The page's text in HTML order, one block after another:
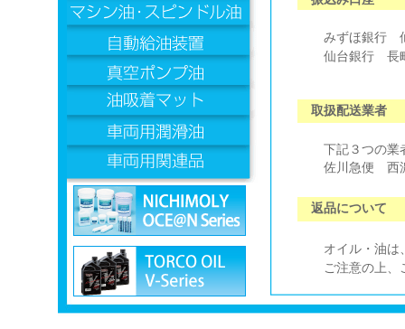
みずほ銀行 仙
仙台銀行 長町
取扱配送業者
下記３つの業者
佐川急便 西
返品について
オイル・油は、
ご注意の上、